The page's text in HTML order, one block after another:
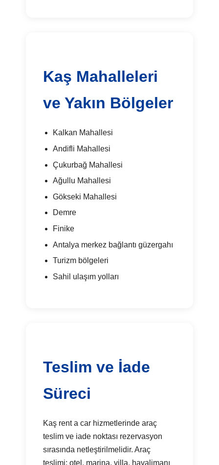
Kaş Mahalleleri
ve Yakın Bölgeler
Kalkan Mahallesi
Andifli Mahallesi
Çukurbağ Mahallesi
Ağullu Mahallesi
Gökseki Mahallesi
Demre
Finike
Antalya merkez bağlantı güzergahı
Turizm bölgeleri
Sahil ulaşım yolları
Teslim ve İade
Süreci
Kaş rent a car hizmetlerinde araç
teslim ve iade noktası rezervasyon
sırasında netleştirilmelidir. Araç
teslimi; otel, marina, villa, havalimanı